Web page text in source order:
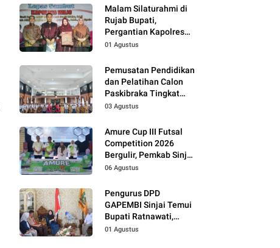
Malam Silaturahmi di
Rujab Bupati,
Pergantian Kapolres
Wajo Jadi Momentum
01 Agustus
Pemusatan Pendidikan
dan Pelatihan Calon
Paskibraka Tingkat
Kabupaten Tahun 2026
03 Agustus
Amure Cup III Futsal
Competition 2026
Bergulir, Pemkab Sinjai
Dukung Pembinaan
06 Agustus
Pengurus DPD
GAPEMBI Sinjai Temui
Bupati Ratnawati,
Bahas Sinergitas
01 Agustus